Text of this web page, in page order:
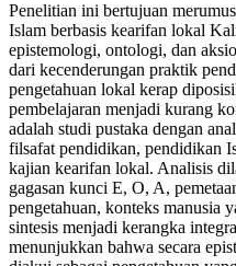
Penelitian ini bertujuan
Islam berbasis kearifan lokal
epistemologi, ontologi, dan
dari kecenderungan praktik
pengetahuan lokal kerap
pembelajaran menjadi kurang
adalah studi pustaka dengan
filsafat pendidikan, pendidikan
kajian kearifan lokal. Analisis
gagasan kunci E, O, A,
pengetahuan, konteks manusia
sintesis menjadi kerangka
menunjukkan bahwa secara